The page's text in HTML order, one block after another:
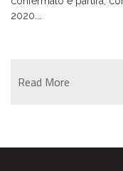
2020.…
Read More